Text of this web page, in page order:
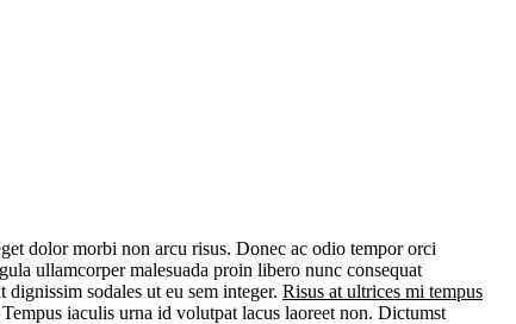
dolor morbi non arcu risus. Donec ac odio tempor orci
ullamcorper malesuada proin libero nunc consequat
sodales ut eu sem integer. Risus at ultrices mi tempus
iaculis urna id volutpat lacus laoreet non. Dictumst